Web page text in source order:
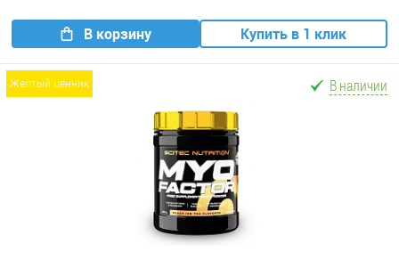
В корзину Купить в 1 клик
желтый ценник В наличии